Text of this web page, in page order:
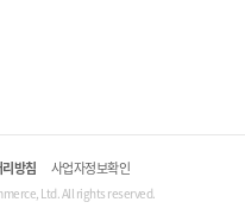
방침 사업자정보확인
Ltd. All rights reserved.